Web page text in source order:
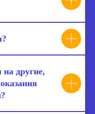
другие,